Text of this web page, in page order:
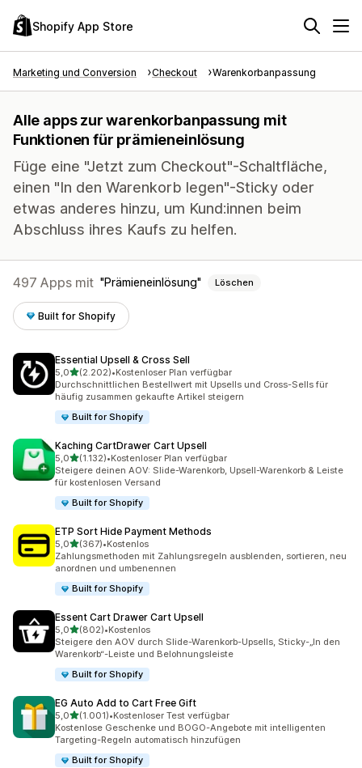
Shopify App Store
Marketing und Conversion Checkout Warenkorbanpassung
Alle apps zur warenkorbanpassung mit
Funktionen für prämieneinlösung
Füge eine "Jetzt zum Checkout"-Schaltfläche,
einen "In den Warenkorb legen"-Sticky oder
etwas anderes hinzu, um Kund:innen beim
Abschluss ihres Kaufs zu helfen.
497 Apps mit Prämieneinlösung Löschen
Built for Shopify
Essential Upsell & Cross Sell
5,0von 5 Sternen
(2.202)
2202 Rezensionen insgesamt
•Kostenloser Plan verfügbar
Durchschnittlichen Bestellwert mit Upsells und Cross-Sells für
häufig zusammen gekaufte Artikel steigern
Built for Shopify
Kaching CartDrawer Cart Upsell
5,0von 5 Sternen
(1.132)
1132 Rezensionen insgesamt
•Kostenloser Plan verfügbar
Steigere deinen AOV: Slide-Warenkorb, Upsell-Warenkorb & Leiste
für kostenlosen Versand
Built for Shopify
ETP Sort Hide Payment Methods
5,0von 5 Sternen
(367)
367 Rezensionen insgesamt
•Kostenlos
Zahlungsmethoden mit Zahlungsregeln ausblenden, sortieren, neu
anordnen und umbenennen
Built for Shopify
Essent Cart Drawer Cart Upsell
5,0von 5 Sternen
(802)
802 Rezensionen insgesamt
•Kostenlos
Steigere den AOV durch Slide-Warenkorb-Upsells, Sticky-„In den
Warenkorb“-Leiste und Belohnungsleiste
Built for Shopify
EG Auto Add to Cart Free Gift
5,0von 5 Sternen
(1.001)
1001 Rezensionen insgesamt
•Kostenloser Test verfügbar
Kostenlose Geschenke und BOGO-Angebote mit intelligenten
Targeting-Regeln automatisch hinzufügen
Built for Shopify